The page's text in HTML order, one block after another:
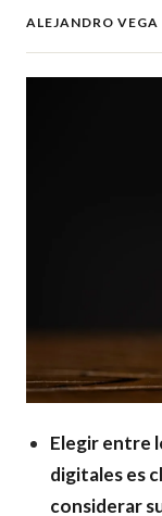
ALEJANDRO VEGA
Elegir entre
digitales es
considerar